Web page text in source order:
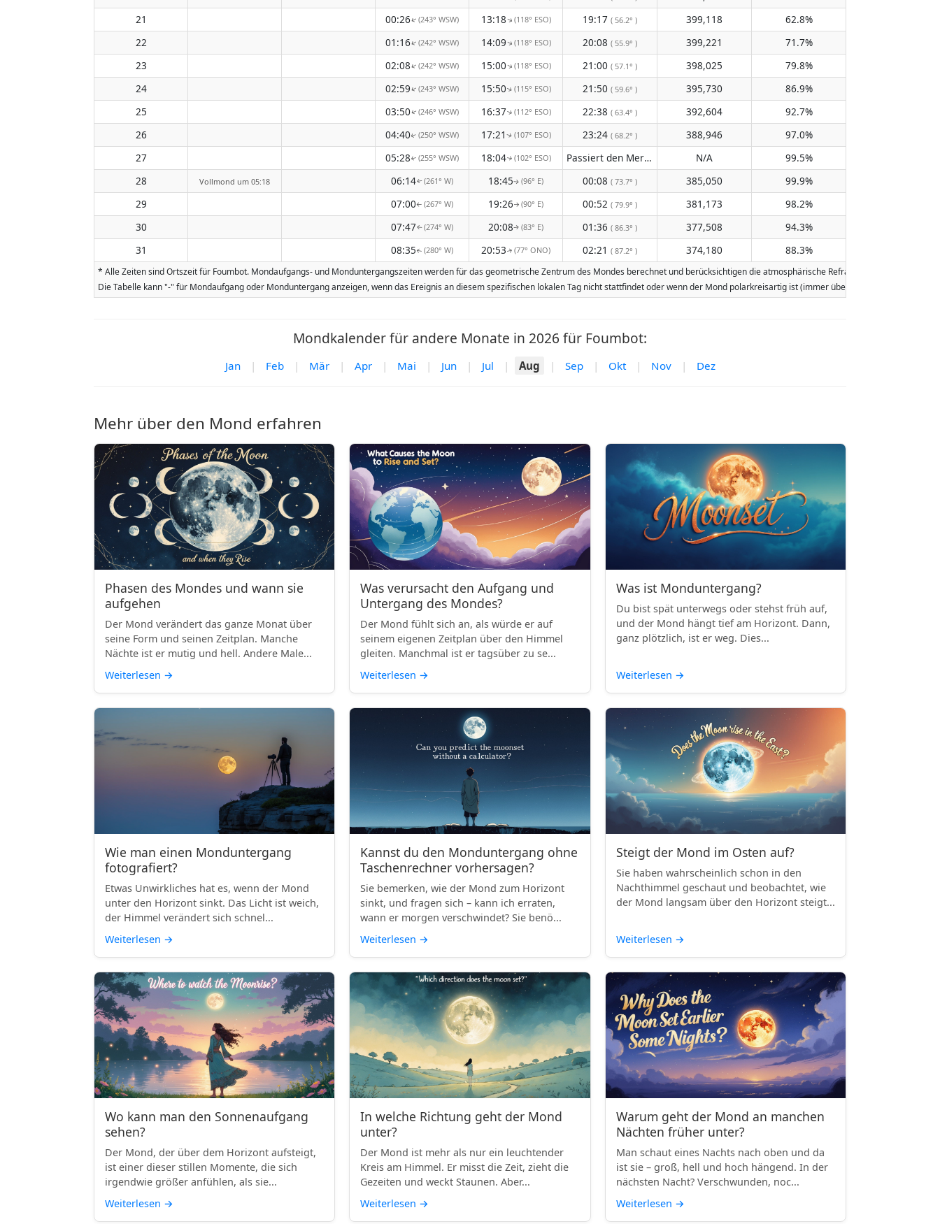
21
00:26↑(243° WSW) 13:18↑(118° ESO) 19:17 ( 56.2° ) 399,118
62.8%
22
01:16↑(242° WSW) 14:09↑(118° ESO) 20:08 ( 55.9° ) 399,221
71.7%
23
02:08↑(242° WSW) 15:00↑(118° ESO) 21:00 ( 57.1° ) 398,025
79.8%
24
02:59↑(243° WSW) 15:50↑(115° ESO) 21:50 ( 59.6° ) 395,730
86.9%
25
03:50↑(246° WSW) 16:37↑(112° ESO) 22:38 ( 63.4° ) 392,604
92.7%
26
04:40↑(250° WSW) 17:21 ↑(107° ESO) 23:24 ( 68.2° ) 388,946
97.0%
27
05:28↑(255° WSW) 18:04↑(102° ESO) Passiert den Meridian nicht ( N/A )
N/A
99.5%
28
Vollmond um 05:18 06:14↑(261° W) 18:45↑(96° E) 00:08 ( 73.7° ) 385,050
99.9%
29
07:00↑(267° W) 19:26↑ (90° E) 00:52 ( 79.9° ) 381,173
98.2%
30
07:47↑(274° W) 20:08↑(83° E) 01:36 ( 86.3° ) 377,508
94.3%
31
08:35↑(280° W) 20:53↑(77° ONO) 02:21 ( 87.2° ) 374,180 88.3%
* Alle Zeiten sind Ortszeit für Foumbot. Mondaufgangs- und Monduntergangszeiten werden für das geometrische Zentrum des Mondes berechnet und berücksichtigen die atmosphärische Refraktion der Erde.
Die Tabelle kann "-" für Mondaufgang oder Monduntergang anzeigen, wenn das Ereignis an diesem spezifischen lokalen Tag nicht stattfindet oder wenn der Mond polarkreisartig ist (immer über oder immer unter
Mondkalender für andere Monate in 2026 für Foumbot:
Jan | Feb | Mär | Apr | Mai | Jun | Jul | Aug | Sep | Okt | Nov | Dez
Mehr über den Mond erfahren
Phasen des Mondes und wann sie
aufgehen
Der Mond verändert das ganze Monat über
seine Form und seinen Zeitplan. Manche
Nächte ist er mutig und hell. Andere Male...
Weiterlesen →
Was verursacht den Aufgang und
Untergang des Mondes?
Der Mond fühlt sich an, als würde er auf
seinem eigenen Zeitplan über den Himmel
gleiten. Manchmal ist er tagsüber zu se...
Weiterlesen →
Was ist Monduntergang?
Du bist spät unterwegs oder stehst früh auf,
und der Mond hängt tief am Horizont. Dann,
ganz plötzlich, ist er weg. Dies...
Weiterlesen →
Wie man einen Monduntergang
fotografiert?
Etwas Unwirkliches hat es, wenn der Mond
unter den Horizont sinkt. Das Licht ist weich,
der Himmel verändert sich schnel...
Weiterlesen →
Kannst du den Monduntergang ohne
Taschenrechner vorhersagen?
Sie bemerken, wie der Mond zum Horizont
sinkt, und fragen sich – kann ich erraten,
wann er morgen verschwindet? Sie benö...
Weiterlesen →
Steigt der Mond im Osten auf?
Sie haben wahrscheinlich schon in den
Nachthimmel geschaut und beobachtet, wie
der Mond langsam über den Horizont steigt...
Weiterlesen →
Wo kann man den Sonnenaufgang
sehen?
Der Mond, der über dem Horizont aufsteigt,
ist einer dieser stillen Momente, die sich
irgendwie größer anfühlen, als sie...
Weiterlesen →
In welche Richtung geht der Mond
unter?
Der Mond ist mehr als nur ein leuchtender
Kreis am Himmel. Er misst die Zeit, zieht die
Gezeiten und weckt Staunen. Aber...
Weiterlesen →
Warum geht der Mond an manchen
Nächten früher unter?
Man schaut eines Nachts nach oben und da
ist sie – groß, hell und hoch hängend. In der
nächsten Nacht? Verschwunden, noc...
Weiterlesen →